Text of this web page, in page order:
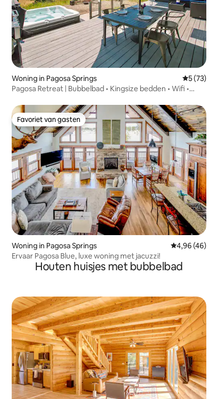
Woning in Pagosa Springs
5 (73)
Pagosa Retreat | Bubbelbad • Kingsize bedden • Wifi •
Favoriet van gasten
Favoriet van gasten
Woning in Pagosa Springs Gemiddelde
4,96 (46)
Ervaar Pagosa Blue, luxe woning met jacuzzi!
Houten huisjes met bubbelbad